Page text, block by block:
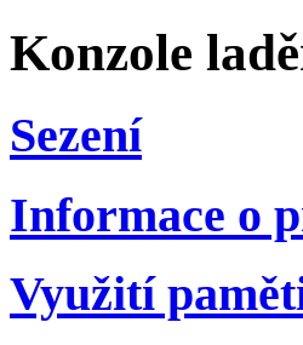
Konzole
Sezení
Informace o
Využití